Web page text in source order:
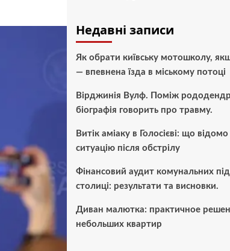
Недавні записи
Як обрати київську мотошколу,
— впевнена їзда в міському потоці
Вірджинія Вулф. Поміж
біографія говорить про травму.
Витік аміаку в Голосієві: що
ситуацію після обстрілу
Фінансовий аудит комунальних
столиці: результати та висновки.
Диван малютка: практичное
небольших квартир